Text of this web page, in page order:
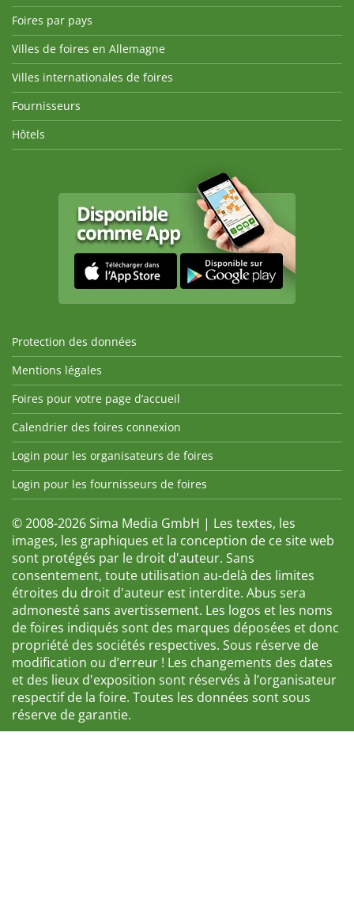
Foires par pays
Villes de foires en Allemagne
Villes internationales de foires
Fournisseurs
Hôtels
Protection des données
Mentions légales
Foires pour votre page d’accueil
Calendrier des foires connexion
Login pour les organisateurs de foires
Login pour les fournisseurs de foires
© 2008-2026 Sima Media GmbH | Les textes, les
images, les graphiques et la conception de ce site web
sont protégés par le droit d'auteur. Sans
consentement, toute utilisation au-delà des limites
étroites du droit d'auteur est interdite. Abus sera
admonesté sans avertissement. Les logos et les noms
de foires indiqués sont des marques déposées et donc
propriété des sociétés respectives. Sous réserve de
modification ou d’erreur ! Les changements des dates
et des lieux d'exposition sont réservés à l’organisateur
respectif de la foire. Toutes les données sont sous
réserve de garantie.